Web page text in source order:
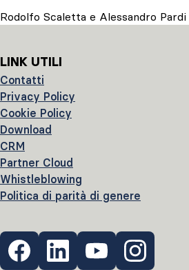
Rodolfo Scaletta e Alessandro Pardi
LINK UTILI
Contatti
Privacy Policy
Cookie Policy
Download
CRM
Partner Cloud
Whistleblowing
Politica di parità di genere